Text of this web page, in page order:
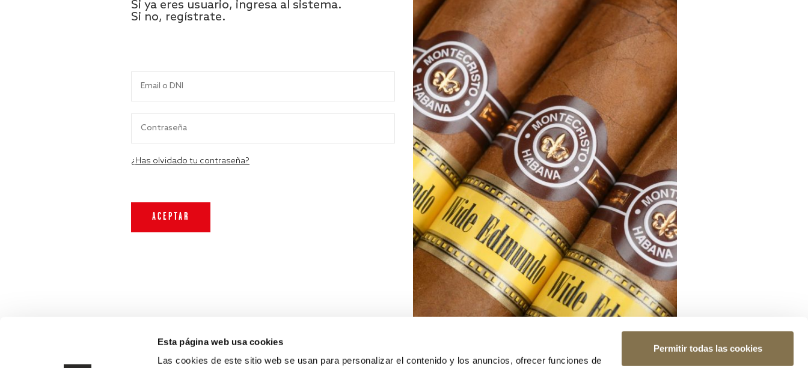
Esta página web usa cookies
Las cookies de este sitio web se usan para personalizar el contenido y los anuncios, ofrecer funciones de
Permitir todas las cookies
Si ya eres usuario, ingresa al sistema.
Si no, regístrate.
¿Has olvidado tu contraseña?